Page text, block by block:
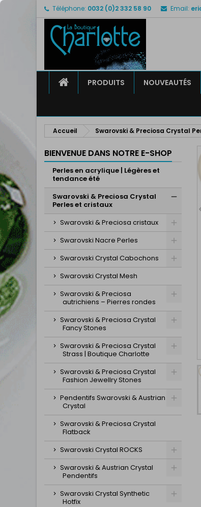
Téléphone: 0032 (0)2 332 58 90 Email:
ACCUEILPRODUITS NOUVEAUTÉS
Accueil Swarovski & Preciosa Crystal
BIENVENUE DANS NOTRE E-SHOP
Perles en acrylique | Légères et
tendance été
Swarovski & Preciosa Crystal
Perles et cristaux
Swarovski & Preciosa cristaux
Swarovski Nacre Perles
Swarovski Crystal Cabochons
Swarovski Crystal Mesh
Swarovski & Preciosa
autrichiens – Pierres rondes
Swarovski & Preciosa Crystal
Fancy Stones
Swarovski & Preciosa Crystal
Strass | Boutique Charlotte
Swarovski & Preciosa Crystal
Fashion Jewellry Stones
Pendentifs Swarovski & Austrian
Crystal
Swarovski & Preciosa Crystal
Flatback
Swarovski Crystal ROCKS
Swarovski & Austrian Crystal
Pendentifs
Swarovski Crystal Synthetic
Hotfix